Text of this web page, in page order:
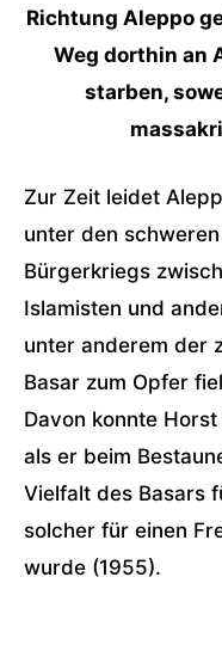
Richtung Aleppo
Weg dorthin an
starben,
Zur Zeit leidet
unter den
Bürgerkriegs
Islamisten und
unter anderem der
Basar zum Opfer
Davon konnte
als er beim
Vielfalt des Basars
solcher für einen
wurde (1955).